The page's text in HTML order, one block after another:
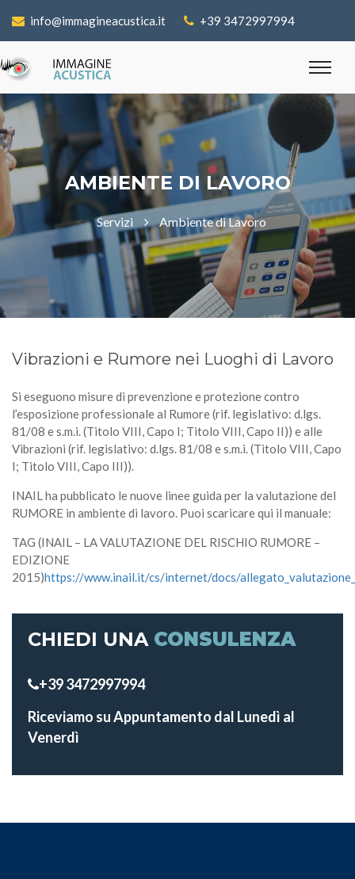
info@immagineacustica.it +39 3472997994
AMBIENTE DI LAVORO
Servizi Ambiente di Lavoro
Vibrazioni e Rumore nei Luoghi di Lavoro
Si eseguono misure di prevenzione e protezione contro
l’esposizione professionale al Rumore (rif. legislativo: d.lgs.
81/08 e s.m.i. (Titolo VIII, Capo I; Titolo VIII, Capo II)) e alle
Vibrazioni (rif. legislativo: d.lgs. 81/08 e s.m.i. (Titolo VIII, Capo
I; Titolo VIII, Capo III)).
INAIL ha pubblicato le nuove linee guida per la valutazione del
RUMORE in ambiente di lavoro. Puoi scaricare qui il manuale:
TAG (INAIL – LA VALUTAZIONE DEL RISCHIO RUMORE –
EDIZIONE
2015)https://www.inail.it/cs/internet/docs/
CHIEDI UNA CONSULENZA
+39 3472997994
Riceviamo su Appuntamento dal Lunedì al
Venerdì